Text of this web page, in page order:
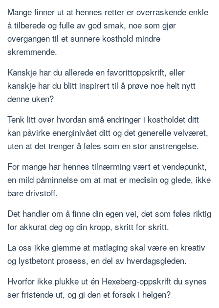
Mange finner ut at hennes retter er overraskende enkle
å tilberede og fulle av god smak, noe som gjør
overgangen til et sunnere kosthold mindre
skremmende.
Kanskje har du allerede en favorittoppskrift, eller
kanskje har du blitt inspirert til å prøve noe helt nytt
denne uken?
Tenk litt over hvordan små endringer i kostholdet ditt
kan påvirke energinivået ditt og det generelle velværet,
uten at det trenger å føles som en stor anstrengelse.
For mange har hennes tilnærming vært et vendepunkt,
en mild påminnelse om at mat er medisin og glede, ikke
bare drivstoff.
Det handler om å finne din egen vei, det som føles riktig
for akkurat deg og din kropp, skritt for skritt.
La oss ikke glemme at matlaging skal være en kreativ
og lystbetont prosess, en del av hverdagsgleden.
Hvorfor ikke plukke ut én Hexeberg-oppskrift du synes
ser fristende ut, og gi den et forsøk i helgen?